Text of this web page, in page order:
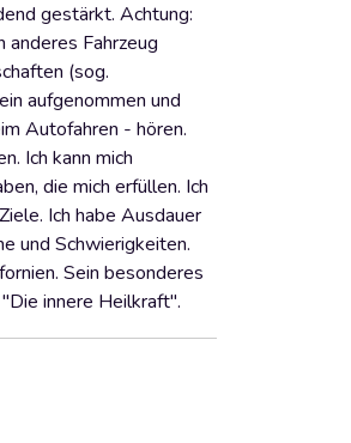
gestärkt. Achtung:
Fahrzeug
(sog.
aufgenommen und
Autofahren - hören.
Ich kann mich
die mich erfüllen. Ich
Ich habe Ausdauer
und Schwierigkeiten.
Sein besonderes
innere Heilkraft".